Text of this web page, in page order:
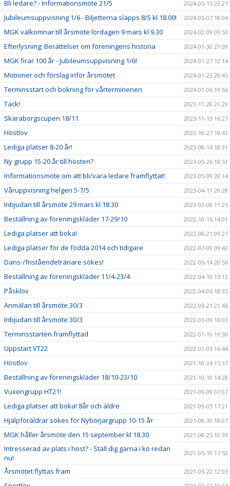
Bli ledare? - Informationsmöte 21/5 2024-05-15 23:27
Jubileumsuppvisning 1/6 - Biljetterna släpps 8/5 kl 18.00! 2024-05-07 18:04
MGK välkomnar till årsmöte lördagen 9 mars kl 9.30 2024-02-09 09:53
Efterlysning: Berättelser om föreningens historia 2024-01-30 21:09
MGK firar 100 år - Jubileumsuppvisning 1/6! 2024-01-27 12:14
Motioner och förslag inför årsmötet 2024-01-23 20:45
Terminsstart och bokning för vårterminenen 2024-01-06 19:56
Tack! 2023-11-20 21:29
Skaraborgscupen 18/11 2023-11-13 16:27
Höstlov 2023-10-27 10:41
Lediga platser 8-20 år! 2023-08-14 18:31
Ny grupp 15-20 år till hösten? 2023-05-26 18:51
Informationsmöte om att bli/vara ledare framflyttat! 2023-05-09 20:14
Våruppvisning helgen 5-7/5 2023-04-11 20:28
Inbjudan till årsmöte 29 mars kl 18.30 2023-03-08 11:25
Beställning av föreningskläder 17-29/10 2022-10-16 14:01
Lediga platser att boka! 2022-08-21 09:27
Lediga platser för de födda 2014 och tidigare 2022-07-09 09:42
Dans-/friståendetränare sökes! 2022-06-14 20:56
Beställning av föreningskläder 11/4-23/4 2022-04-10 13:12
Påsklov 2022-04-06 18:35
Anmälan till årsmöte 30/3 2022-03-21 21:45
Inbjudan till årsmöte 30/3 2022-03-09 18:03
Terminsstarten framflyttad 2022-01-19 19:30
Uppstart VT22 2022-01-03 16:44
Höstlov 2021-10-24 15:37
Beställning av föreningskläder 18/10-23/10 2021-10-10 14:28
Vuxengrupp HT21! 2021-09-09 07:07
Lediga platser att boka! 8år och äldre 2021-09-03 17:21
Hjälpföräldrar sökes för Nybörjargrupp 10-15 år 2021-08-30 18:07
MGK håller årsmöte den 15 september kl 18.30 2021-08-25 10:39
Intresserad av plats i höst? - Ställ dig gärna i kö redan
nu!
2021-05-10 17:52
Årsmötet flyttas fram 2021-03-22 12:03